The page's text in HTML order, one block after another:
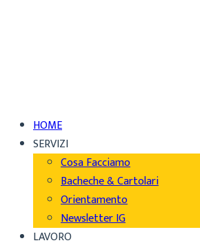
HOME
SERVIZI
Cosa Facciamo
Bacheche & Cartolari
Orientamento
Newsletter IG
LAVORO